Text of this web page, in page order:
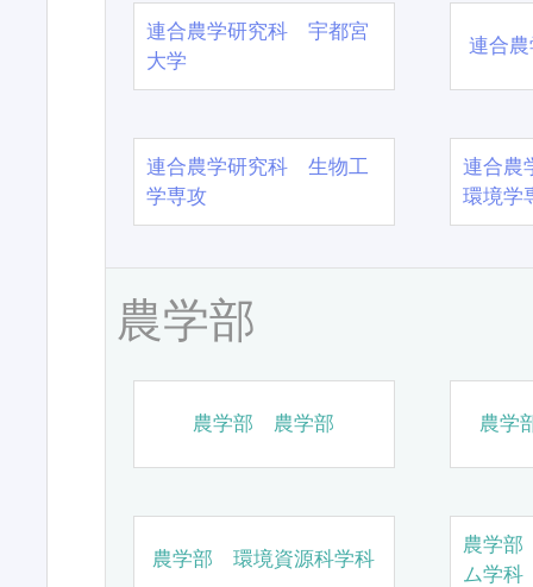
連合農学研究科 宇都宮
大学
連合
連合農学研究科 生物工
学専攻
連合農
環境学
農学部
農学部 農学部 農学
農学部 環境資源科学科
農学
ム学科